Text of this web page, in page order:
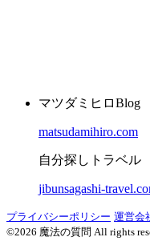
マツダミヒロBlog
matsudamihiro.com
自分探しトラベル
jibunsagashi-
プライバシーポリシー 運営会
©2026 魔法の質問 All rights